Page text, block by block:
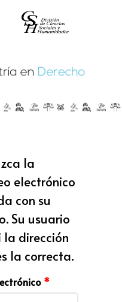
la
electrónico
con su
Su usuario
la dirección
la correcta.
*